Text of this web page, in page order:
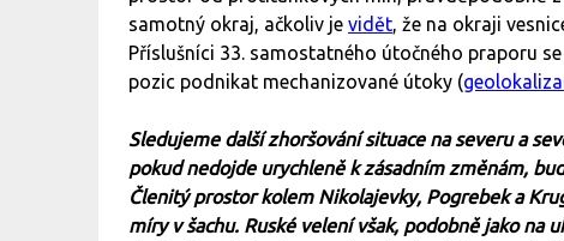
samotný okraj, ačkoliv je vidět, že na okraji
Příslušníci 33. samostatného útočného praporu
pozic podnikat mechanizované útoky (
Sledujeme další zhoršování situace na severu a
pokud nedojde urychleně k zásadním změnám,
Členitý prostor kolem Nikolajevky, Pogrebek a
míry v šachu. Ruské velení však, podobně jako na